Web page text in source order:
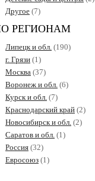
Другое (7)
РЕГИОНАМ
Липецк и обл. (190)
г. Грязи (1)
Москва (37)
Воронеж и обл. (6)
Курск и обл. (7)
Краснодарский край (2)
Новосибирск и обл. (2)
Саратов и обл. (1)
Россия (32)
Евросоюз (1)